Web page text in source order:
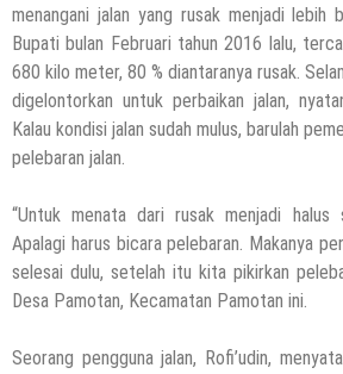
menangani jalan yang rusak menjadi lebih
Bupati bulan Februari tahun 2016 lalu,
680 kilo meter, 80 % diantaranya rusak.
digelontorkan untuk perbaikan jalan,
Kalau kondisi jalan sudah mulus, barulah
pelebaran jalan.
“Untuk menata dari rusak menjadi halus
Apalagi harus bicara pelebaran. Makanya
selesai dulu, setelah itu kita pikirkan
Desa Pamotan, Kecamatan Pamotan ini.
Seorang pengguna jalan, Rofi’udin,